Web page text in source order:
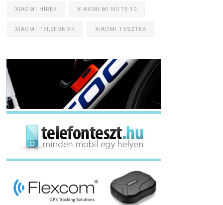
XIAOMI HÍREK XIAOMI MI NOTE 10
XIAOMI TELEFONOK XIAOMI TESZTEK